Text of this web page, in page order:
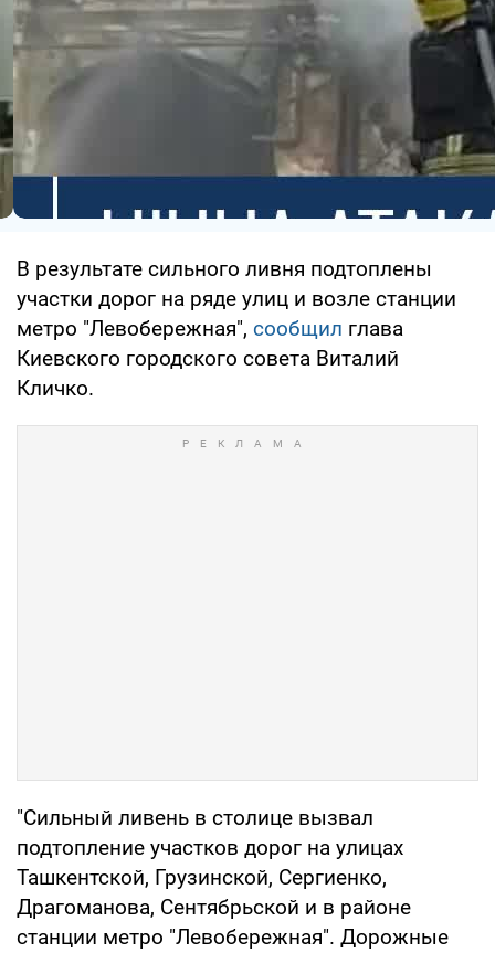
В результате сильного ливня подтоплены
участки дорог на ряде улиц и возле станции
метро "Левобережная", сообщил глава
Киевского городского совета Виталий
Кличко.
"Сильный ливень в столице вызвал
подтопление участков дорог на улицах
Ташкентской, Грузинской, Сергиенко,
Драгоманова, Сентябрьской и в районе
станции метро "Левобережная". Дорожные